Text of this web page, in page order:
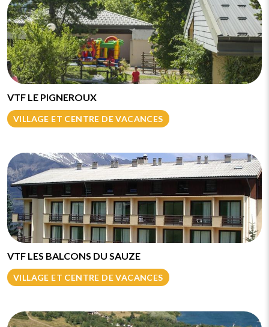
VTF LE PIGNEROUX
VILLAGE ET CENTRE DE VACANCES
VTF LES BALCONS DU SAUZE
VILLAGE ET CENTRE DE VACANCES